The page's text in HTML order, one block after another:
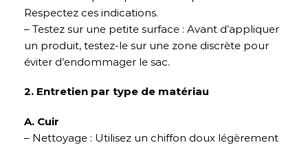
Respectez ces indications.
– Testez sur une petite surface : Avant d’appliquer
un produit, testez-le sur une zone discrète pour
éviter d’endommager le sac.
2. Entretien par type de matériau
A. Cuir
– Nettoyage : Utilisez un chiffon doux légèrement